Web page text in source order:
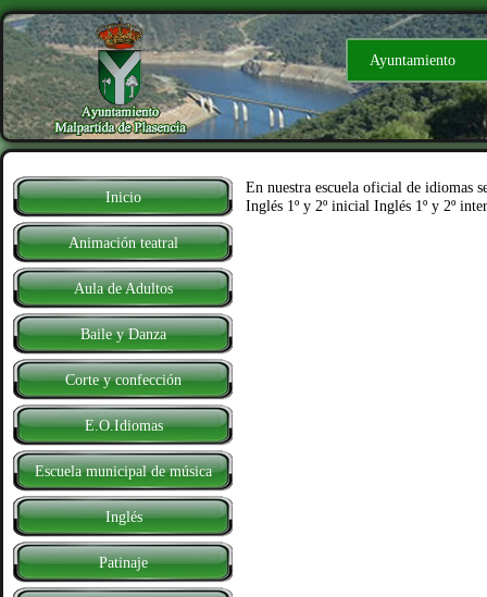
Ayuntamiento
Inicio
Animación teatral
Aula de Adultos
Baile y Danza
Corte y confección
E.O.Idiomas
Escuela municipal de música
Inglés
Patinaje
En nuestra escuela oficial de idiomas
Inglés 1º y 2º inicial Inglés 1º y 2º